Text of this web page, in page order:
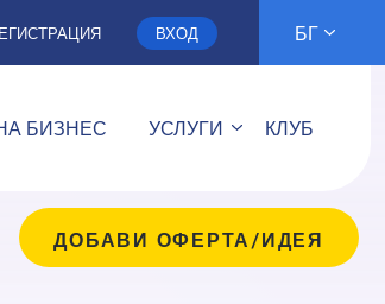
ВХОД БГ
БИЗНЕС УСЛУГИ КЛУБ
ДОБАВИ ОФЕРТА/ИДЕЯ